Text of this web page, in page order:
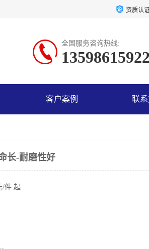
资质认证
全国服务咨询热线:
13598615922
客户案例 联
长-耐磨性好
/件 起